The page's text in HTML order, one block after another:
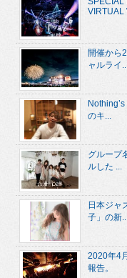
VIRTUAL
開催から
ャルライ
のキ...
グループ
ルした ...
日本ジャ
子」の新
2020年4
報告。